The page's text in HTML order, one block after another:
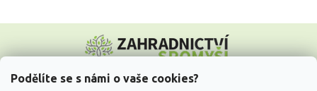
Podělíte se s námi o vaše cookies?
p